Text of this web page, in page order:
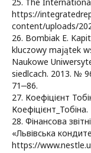
https://
content/uploads/
26. Bombiak E.
kluczowy majątek
Naukowe
siedlcach. 2013. №
71‒86.
27. Коефіцієнт
Коефіцієнт_Тобіна.
28. Фінансова
«Львівська
https://